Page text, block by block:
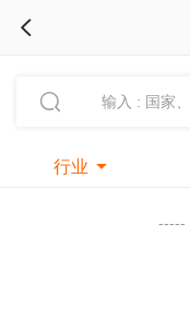


行业 
-----